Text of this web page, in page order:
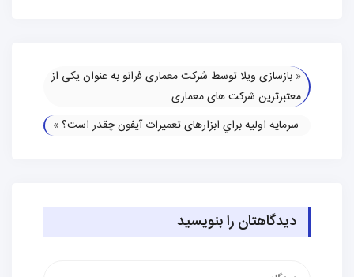
« بازسازی ویلا توسط شرکت معماری فرانو به عنوان یکی از
معتبرترین شرکت‌ های معماری
سرمايه اوليه براي ابزارهای تعمیرات آیفون چقدر است؟»
دیدگاهتان را بنویسید